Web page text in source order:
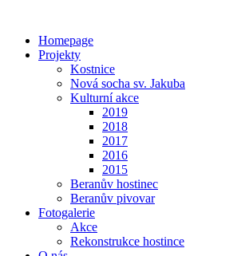
Homepage
Projekty
Kostnice
Nová socha sv. Jakuba
Kulturní akce
2019
2018
2017
2016
2015
Beranův hostinec
Beranův pivovar
Fotogalerie
Akce
Rekonstrukce hostince